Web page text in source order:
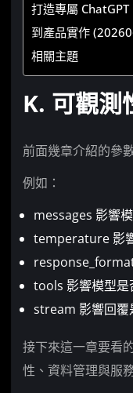
打造專屬
到產品實作
相關主題
K. 可觀測
前面幾章介紹的參
例如：
messages 影響
temperature 影
tools 影響模型是
stream 影響回覆
接下來這一章要看
性、資料管理與服